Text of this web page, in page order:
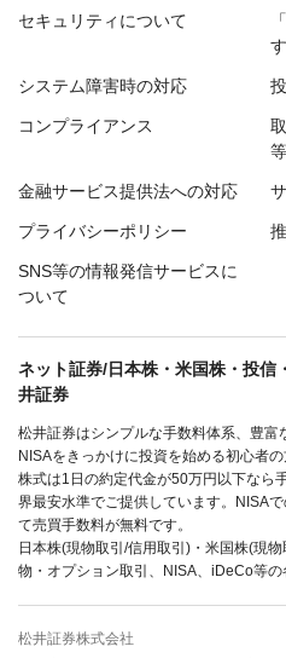
セキュリティについて
システム障害時の対応
コンプライアンス
金融サービス提供法への対応
プライバシーポリシー
SNS等の情報発信サービスに
ついて
ネット証券/日本株・米国株・投信
井証券
松井証券はシンプルな手数料体系、豊
NISAをきっかけに投資を始める初心者の
株式は1日の約定代金が50万円以下なら
界最安水準でご提供しています。NISA
て売買手数料が無料です。
日本株(現物取引/信用取引)・米国株(現
物・オプション取引、NISA、iDeCo等の
松井証券株式会社